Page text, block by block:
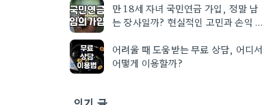
만 18세 자녀 국민연금 가입, 정말 남
는 장사일까? 현실적인 고민과 손익 계
어려울 때 도움받는 무료 상담, 어디서
어떻게 이용할까?